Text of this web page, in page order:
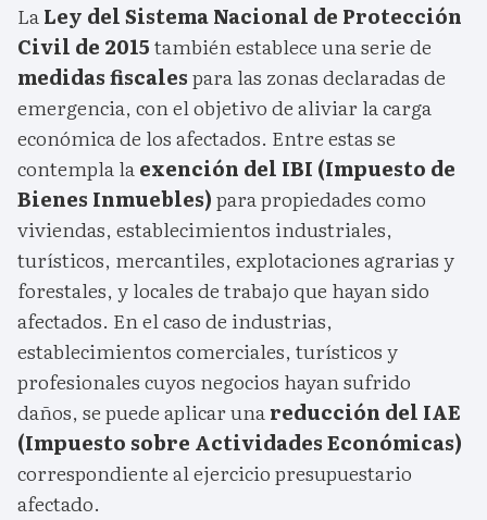
LaLey del Sistema Nacional de Protección
Civil de 2015también establece una serie de
medidas fiscalespara las zonas declaradas de
emergencia, con el objetivo de aliviar la carga
económica de los afectados. Entre estas se
contempla laexención del IBI (Impuesto de
Bienes Inmuebles)para propiedades como
viviendas, establecimientos industriales,
turísticos, mercantiles, explotaciones agrarias y
forestales, y locales de trabajo que hayan sido
afectados. En el caso de industrias,
establecimientos comerciales, turísticos y
profesionales cuyos negocios hayan sufrido
daños, se puede aplicar unareducción del IAE
(Impuesto sobre Actividades Económicas)
correspondiente al ejercicio presupuestario
afectado.